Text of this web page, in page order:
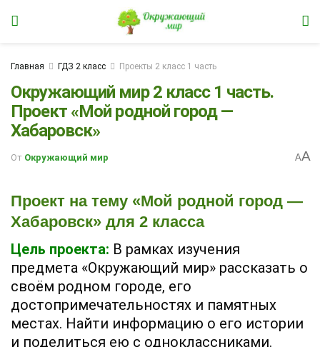
Главная ГДЗ 2 класс Проекты 2 класс 1 часть
Окружающий мир 2 класс 1 часть.
Проект «Мой родной город —
Хабаровск»
От Окружающий мир AA
Проект на тему «Мой родной город —
Хабаровск» для 2 класса
Цель проекта: В рамках изучения
предмета «Окружающий мир» рассказать о
своём родном городе, его
достопримечательностях и памятных
местах. Найти информацию о его истории
и поделиться ею с одноклассниками.